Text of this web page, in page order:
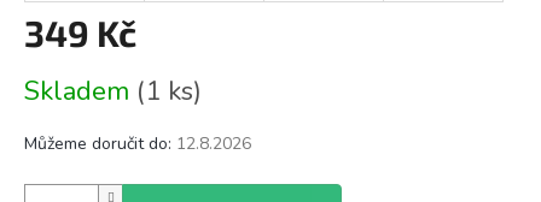
349 Kč
cena:
Skladem (1 ks)
Můžeme doručit do: 12.8.2026